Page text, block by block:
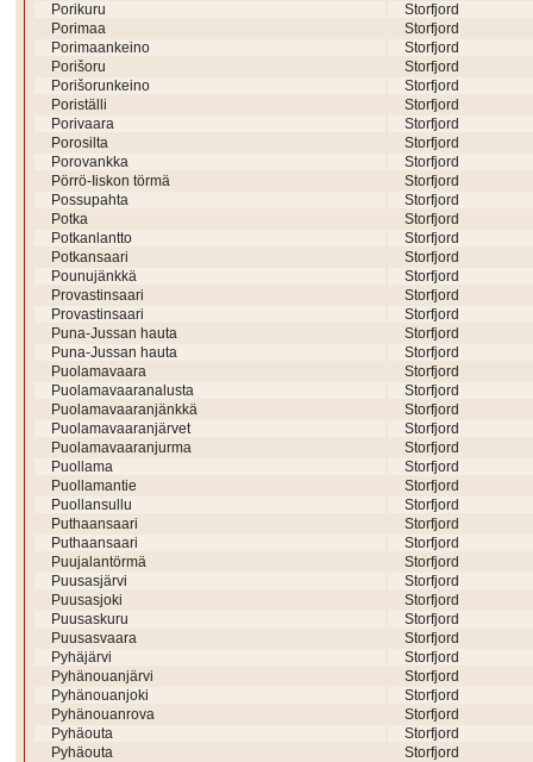
Porikuru
Storfjord
Porimaa
Storfjord
Porimaankeino
Storfjord
Porišoru
Storfjord
Porišorunkeino
Storfjord
Poriställi
Storfjord
Porivaara
Storfjord
Porosilta
Storfjord
Porovankka
Storfjord
Pörrö-Iiskon törmä
Storfjord
Possupahta
Storfjord
Potka
Storfjord
Potkanlantto
Storfjord
Potkansaari
Storfjord
Pounujänkkä
Storfjord
Provastinsaari
Storfjord
Provastinsaari
Storfjord
Puna-Jussan hauta
Storfjord
Puna-Jussan hauta
Storfjord
Puolamavaara
Storfjord
Puolamavaaranalusta
Storfjord
Puolamavaaranjänkkä
Storfjord
Puolamavaaranjärvet
Storfjord
Puolamavaaranjurma
Storfjord
Puollama
Storfjord
Puollamantie
Storfjord
Puollansullu
Storfjord
Puthaansaari
Storfjord
Puthaansaari
Storfjord
Puujalantörmä
Storfjord
Puusasjärvi
Storfjord
Puusasjoki
Storfjord
Puusaskuru
Storfjord
Puusasvaara
Storfjord
Pyhäjärvi
Storfjord
Pyhänouanjärvi
Storfjord
Pyhänouanjoki
Storfjord
Pyhänouanrova
Storfjord
Pyhäouta
Storfjord
Pyhäouta
Storfjord